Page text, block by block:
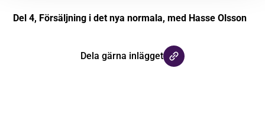
Del 4, Försäljning i det nya normala, med Hasse Olsson
Dela gärna inlägget